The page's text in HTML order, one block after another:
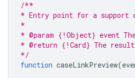
/**
* Entry point for a support
*
* @param {!Object} event
* @return {!Card} The
*/
function caseLinkPreview(